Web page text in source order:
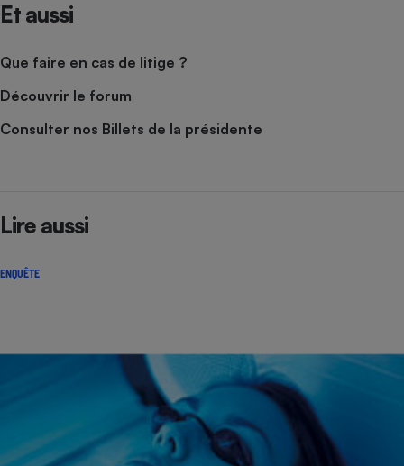
Et aussi
Que faire en cas de litige ?
Découvrir le forum
Consulter nos Billets de la présidente
Lire aussi
ENQUÊTE